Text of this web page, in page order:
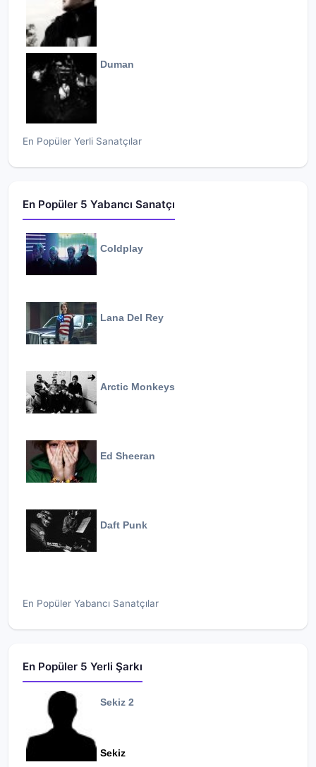
Duman
En Popüler Yerli Sanatçılar
En Popüler 5 Yabancı Sanatçı
Coldplay
Lana Del Rey
Arctic Monkeys
Ed Sheeran
Daft Punk
En Popüler Yabancı Sanatçılar
En Popüler 5 Yerli Şarkı
Sekiz 2
Sekiz